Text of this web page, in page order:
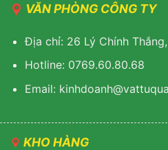
VĂN PHÒNG CÔNG TY
Địa chỉ: 26 Lý Chính
Hotline: 0769.60.80.68
Email:
KHO HÀNG